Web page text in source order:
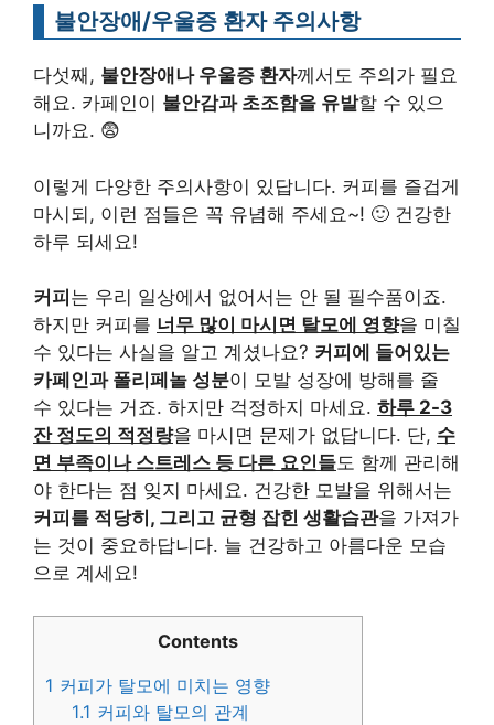
불안장애/우울증 환자 주의사항
다섯째, 불안장애나 우울증 환자께서도 주의가 필요
해요. 카페인이 불안감과 초조함을 유발할 수 있으
니까요. 😨
이렇게 다양한 주의사항이 있답니다. 커피를 즐겁게
마시되, 이런 점들은 꼭 유념해 주세요~! 🙂 건강한
하루 되세요!
커피 는 우리 일상에서 없어서는 안 될 필수품이죠.
하지만 커피를 너무 많이 마시면 탈모에 영향을 미칠
수 있다는 사실을 알고 계셨나요? 커피에 들어있는
카페인과 폴리페놀 성분이 모발 성장에 방해를 줄
수 있다는 거죠. 하지만 걱정하지 마세요. 하루 2-3
잔 정도의 적정량을 마시면 문제가 없답니다. 단, 수
면 부족이나 스트레스 등 다른 요인들도 함께 관리해
야 한다는 점 잊지 마세요. 건강한 모발을 위해서는
커피를 적당히, 그리고 균형 잡힌 생활습관을 가져가
는 것이 중요하답니다. 늘 건강하고 아름다운 모습
으로 계세요!
Contents
1 커피가 탈모에 미치는 영향
1.1 커피와 탈모의 관계